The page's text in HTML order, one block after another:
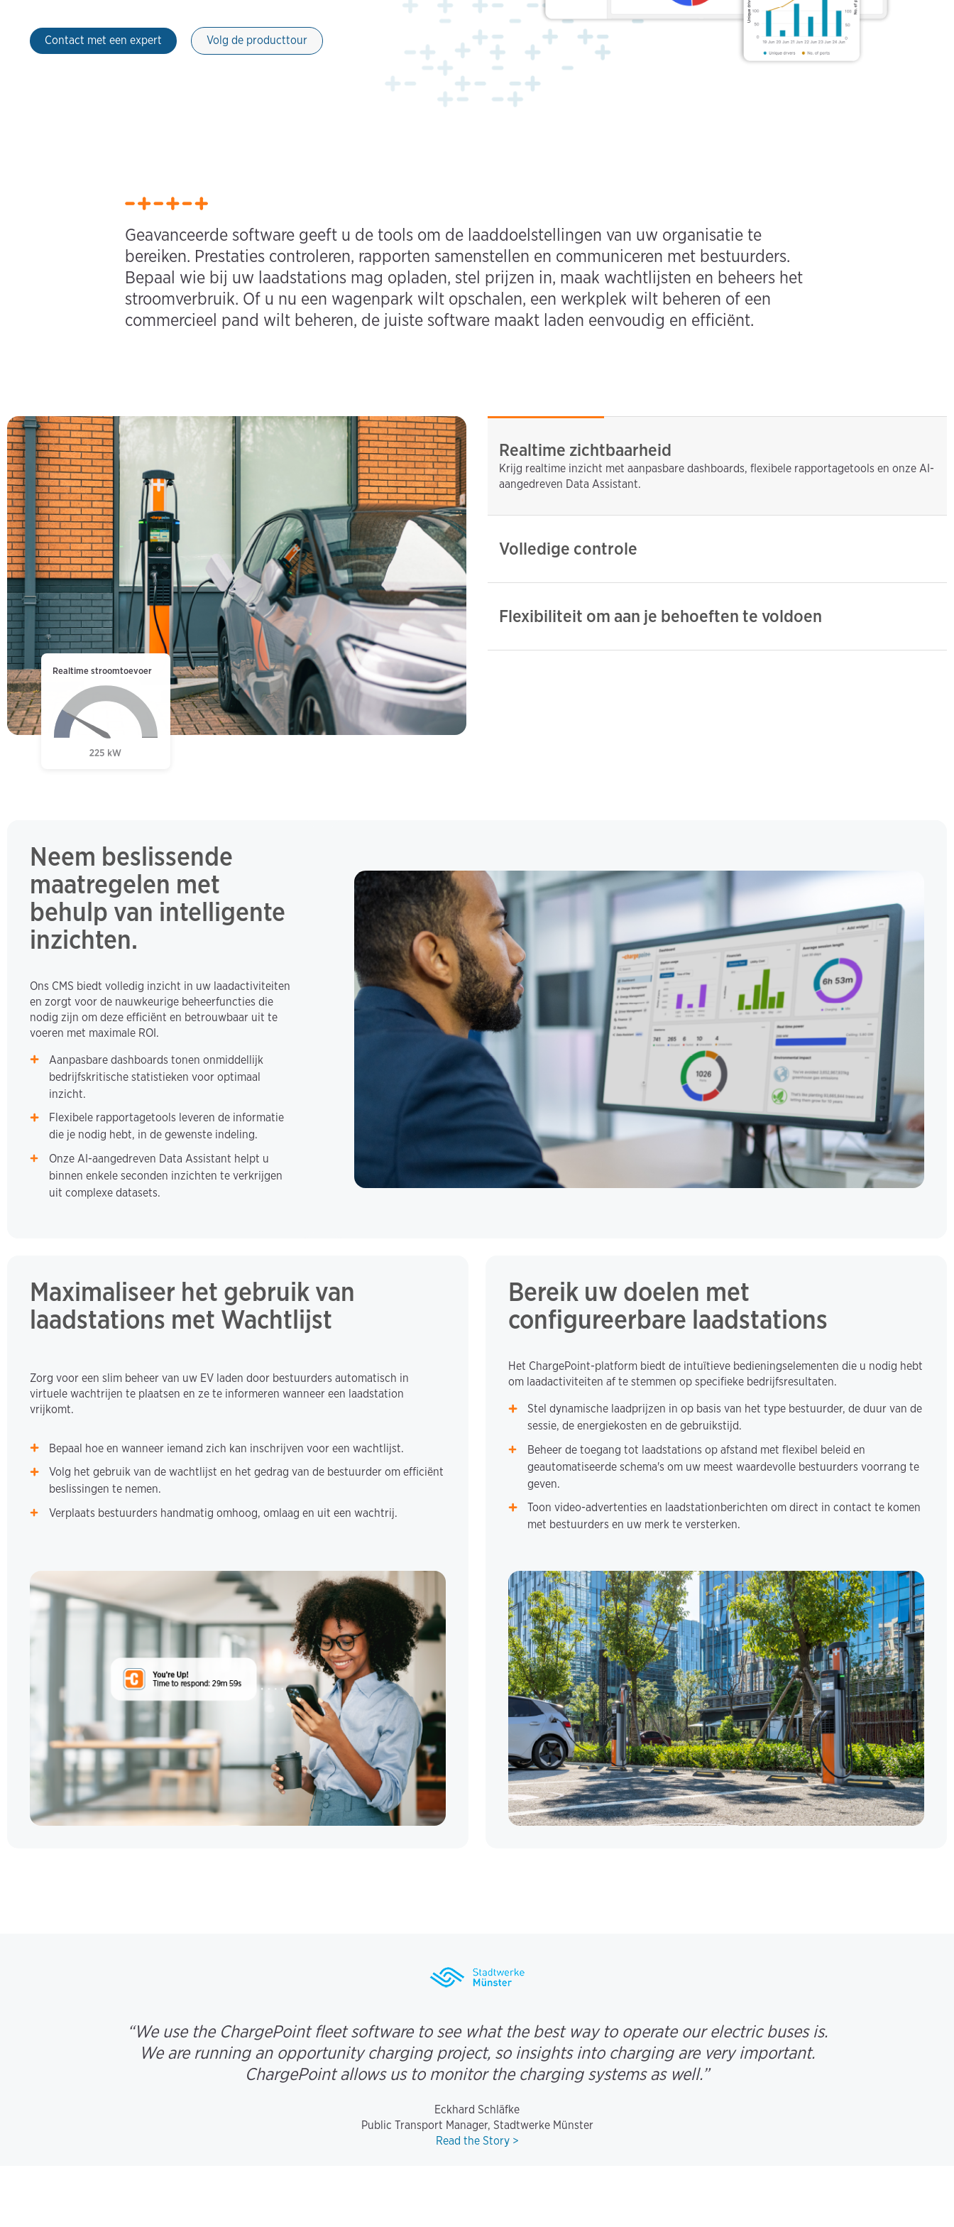
Contact met een expert Volg de producttour
Geavanceerde software geeft u de tools om de laaddoelstellingen van uw organisatie te
bereiken. Prestaties controleren, rapporten samenstellen en communiceren met bestuurders.
Bepaal wie bij uw laadstations mag opladen, stel prijzen in, maak wachtlijsten en beheers het
stroomverbruik. Of u nu een wagenpark wilt opschalen, een werkplek wilt beheren of een
commercieel pand wilt beheren, de juiste software maakt laden eenvoudig en efficiënt.
Realtime stroomtoevoer
Realtime zichtbaarheid
Krijg realtime inzicht met aanpasbare dashboards, flexibele rapportagetools en onze AI-
aangedreven Data Assistant.
Volledige controle
Flexibiliteit om aan je behoeften te voldoen
Neem beslissende
maatregelen met
behulp van intelligente
inzichten.
Ons CMS biedt volledig inzicht in uw laadactiviteiten
en zorgt voor de nauwkeurige beheerfuncties die
nodig zijn om deze efficiënt en betrouwbaar uit te
voeren met maximale ROI.
Aanpasbare dashboards tonen onmiddellijk
bedrijfskritische statistieken voor optimaal
inzicht.
Flexibele rapportagetools leveren de informatie
die je nodig hebt, in de gewenste indeling.
Onze AI-aangedreven Data Assistant helpt u
binnen enkele seconden inzichten te verkrijgen
uit complexe datasets.
Maximaliseer het gebruik van
laadstations met Wachtlijst
Zorg voor een slim beheer van uw EV laden door bestuurders automatisch in
virtuele wachtrijen te plaatsen en ze te informeren wanneer een laadstation
vrijkomt.
Bepaal hoe en wanneer iemand zich kan inschrijven voor een wachtlijst.
Volg het gebruik van de wachtlijst en het gedrag van de bestuurder om efficiënt
beslissingen te nemen.
Verplaats bestuurders handmatig omhoog, omlaag en uit een wachtrij.
Bereik uw doelen met
configureerbare laadstations
Het ChargePoint-platform biedt de intuïtieve bedieningselementen die u nodig hebt
om laadactiviteiten af te stemmen op specifieke bedrijfsresultaten.
Stel dynamische laadprijzen in op basis van het type bestuurder, de duur van de
sessie, de energiekosten en de gebruikstijd.
Beheer de toegang tot laadstations op afstand met flexibel beleid en
geautomatiseerde schema's om uw meest waardevolle bestuurders voorrang te
geven.
Toon video-advertenties en laadstationberichten om direct in contact te komen
met bestuurders en uw merk te versterken.
“We use the ChargePoint fleet software to see what the best way to operate our electric buses is.
We are running an opportunity charging project, so insights into charging are very important.
ChargePoint allows us to monitor the charging systems as well.”
Eckhard Schläfke
Public Transport Manager, Stadtwerke Münster
Read the Story >